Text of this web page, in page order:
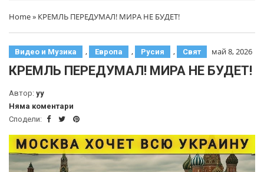
Home» КРЕМЛЬ ПЕРЕДУМАЛ! МИРА НЕ БУДЕТ!
Видео и Музика , Европа , Русия , Свят май 8, 2026
КРЕМЛЬ ПЕРЕДУМАЛ! МИРА НЕ БУДЕТ!
Автор: yy
Няма коментари
Сподели: